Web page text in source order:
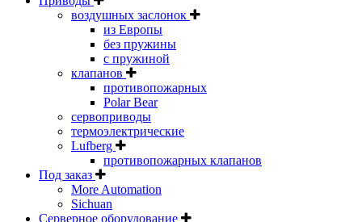
воздушных заслонок
из Европы
без пружины
с пружиной
клапанов
противопожарных
Polar Bear
сервоприводы
термоэлектрические
Lufberg
противопожарных клапанов
Под заказ
More Automation
Sichuan
Серверное оборудование